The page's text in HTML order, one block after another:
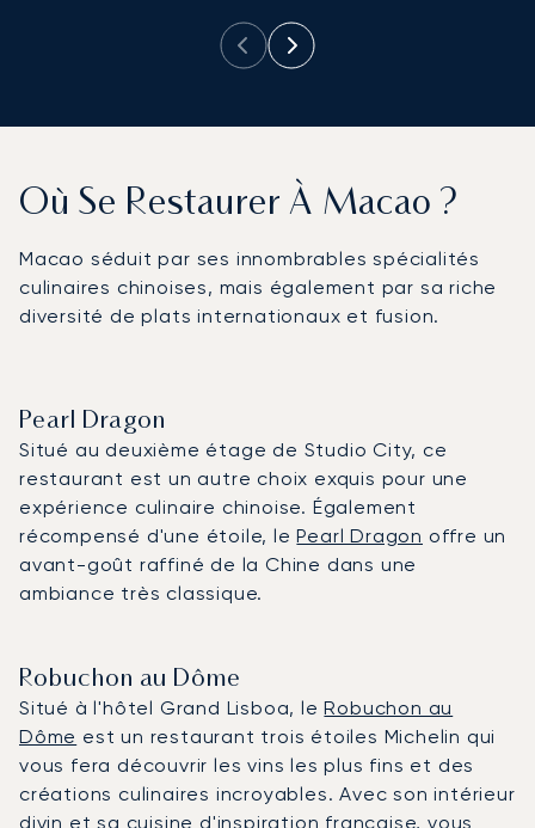
Où Se Restaurer À Macao ?
Macao séduit par ses innombrables spécialités
culinaires chinoises, mais également par sa riche
diversité de plats internationaux et fusion.
Pearl Dragon
Situé au deuxième étage de Studio City, ce
restaurant est un autre choix exquis pour une
expérience culinaire chinoise. Également
récompensé d'une étoile, lePearl Dragon offre un
avant-goût raffiné de la Chine dans une
ambiance très classique.
Robuchon au Dôme
Situé à l'hôtel Grand Lisboa, leRobuchon au
Dôme est un restaurant trois étoiles Michelin qui
vous fera découvrir les vins les plus fins et des
créations culinaires incroyables. Avec son intérieur
divin et sa cuisine d'inspiration française, vous